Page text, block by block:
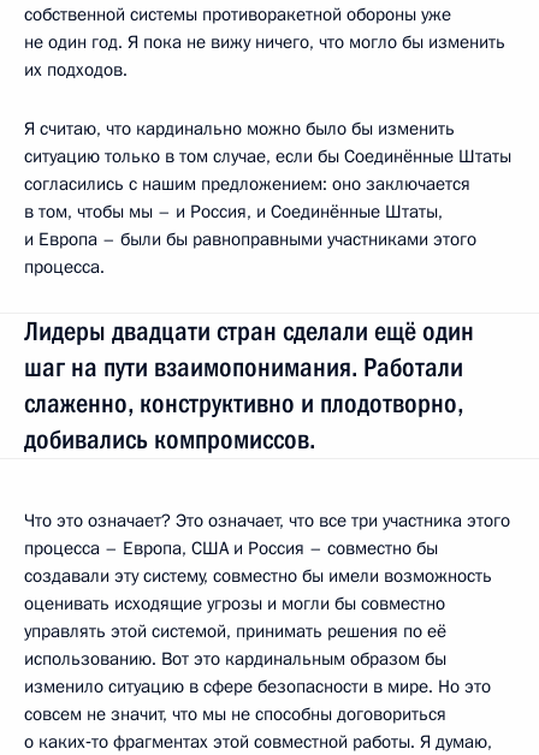
собственной системы противоракетной обороны уже
не один год. Я пока не вижу ничего, что могло бы изменить
их подходов.
Я считаю, что кардинально можно было бы изменить
ситуацию только в том случае, если бы Соединённые Штаты
согласились с нашим предложением: оно заключается
в том, чтобы мы – и Россия, и Соединённые Штаты,
и Европа – были бы равноправными участниками этого
процесса.
Лидеры двадцати стран сделали ещё один
шаг на пути взаимопонимания. Работали
слаженно, конструктивно и плодотворно,
добивались компромиссов.
Что это означает? Это означает, что все три участника этого
процесса – Европа, США и Россия – совместно бы
создавали эту систему, совместно бы имели возможность
оценивать исходящие угрозы и могли бы совместно
управлять этой системой, принимать решения по её
использованию. Вот это кардинальным образом бы
изменило ситуацию в сфере безопасности в мире. Но это
совсем не значит, что мы не способны договориться
о каких‑то фрагментах этой совместной работы. Я думаю,